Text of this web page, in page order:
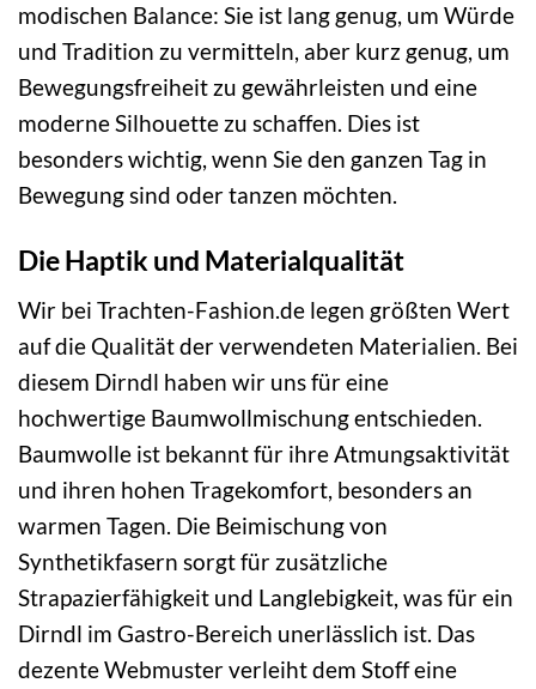
modischen Balance: Sie ist lang genug, um Würde
und Tradition zu vermitteln, aber kurz genug, um
Bewegungsfreiheit zu gewährleisten und eine
moderne Silhouette zu schaffen. Dies ist
besonders wichtig, wenn Sie den ganzen Tag in
Bewegung sind oder tanzen möchten.
Die Haptik und Materialqualität
Wir bei Trachten-Fashion.de legen größten Wert
auf die Qualität der verwendeten Materialien. Bei
diesem Dirndl haben wir uns für eine
hochwertige Baumwollmischung entschieden.
Baumwolle ist bekannt für ihre Atmungsaktivität
und ihren hohen Tragekomfort, besonders an
warmen Tagen. Die Beimischung von
Synthetikfasern sorgt für zusätzliche
Strapazierfähigkeit und Langlebigkeit, was für ein
Dirndl im Gastro-Bereich unerlässlich ist. Das
dezente Webmuster verleiht dem Stoff eine